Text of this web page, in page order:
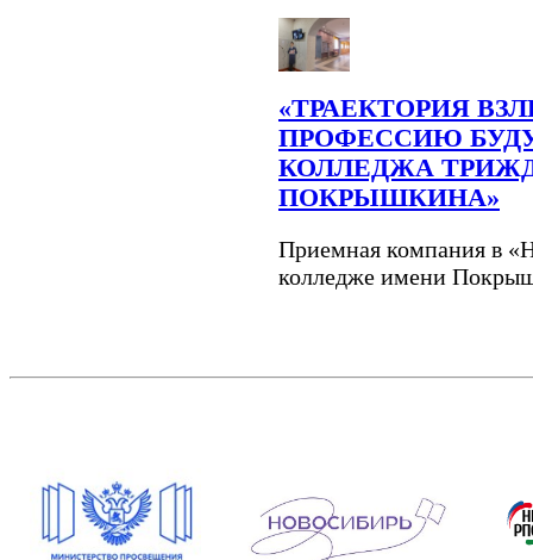
«ТРАЕКТОРИЯ
ПРОФЕССИЮ
КОЛЛЕДЖА
ПОКРЫШКИНА»
Приемная компания в
колледже имени